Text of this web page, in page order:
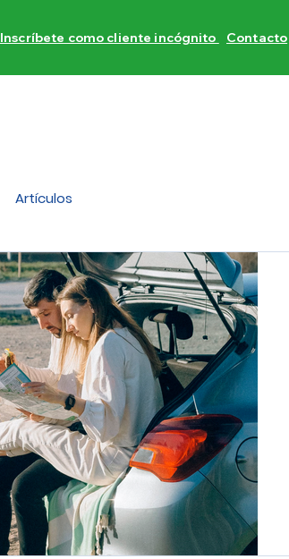
Inscríbete como cliente incógnito Contacto
Artículos